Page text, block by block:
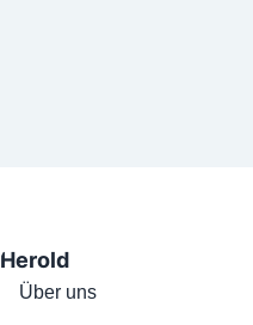
Herold
Über uns